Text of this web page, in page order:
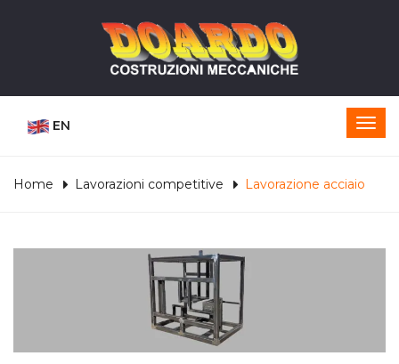
EN
Home Lavorazioni competitive Lavorazione acciaio